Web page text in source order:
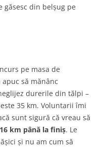
găsesc din belșug pe
pe masa de
să mănânc
durerile din tălpi –
35 km. Voluntarii îmi
sunt sigură că vreau să
km până la finiș. Le
și nu am cum să